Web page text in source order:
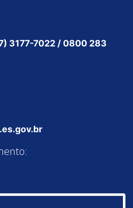
3177-7022 / 0800 283